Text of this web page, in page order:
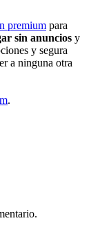
premium para
sin anuncios y
y segura
a ninguna otra
.